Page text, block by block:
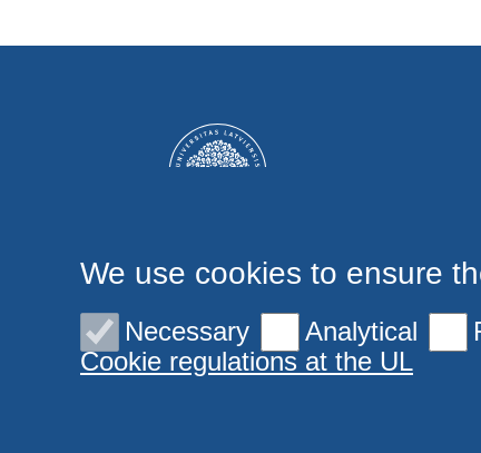
We use cookies to ensure
Necessary Analytical
Cookie regulations at the UL